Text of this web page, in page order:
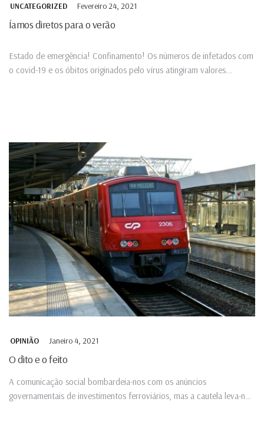
UNCATEGORIZED Fevereiro 24, 2021
Íamos diretos para o verão
Estado de emergência! Confinamento! Os números de infetados com
o covid-19 e os óbitos originados pelo vírus atingiram valores...
OPINIÃO Janeiro 4, 2021
O dito e o feito
A comunicação social bombardeia-nos com os anúncios
governamentais de investimentos ferroviários, mas a cautela leva-nos